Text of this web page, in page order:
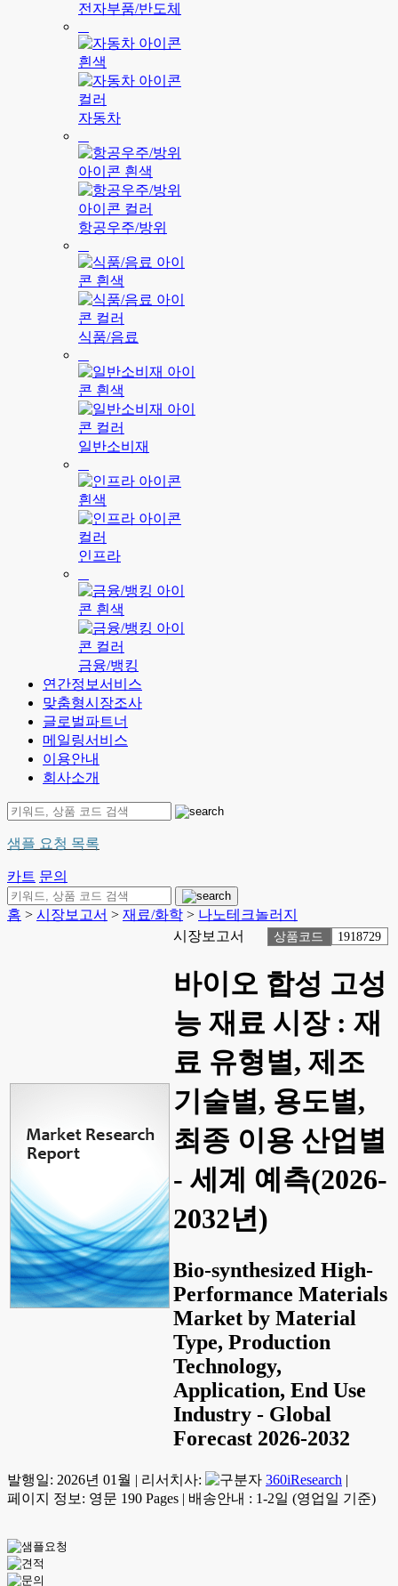
전자부품/반도체
자동차
항공우주/방위
식품/음료
일반소비재
인프라
금융/뱅킹
연간정보서비스
맞춤형시장조사
글로벌파트너
메일링서비스
이용안내
회사소개
샘플 요청 목록
카트 문의
홈 > 시장보고서 > 재료/화학 > 나노테크놀러지
시장보고서
상품코드 1918729
바이오 합성 고성
능 재료 시장 : 재
료 유형별, 제조
기술별, 용도별,
최종 이용 산업별
- 세계 예측(2026-
2032년)
Bio-synthesized High-
Performance Materials
Market by Material
Type, Production
Technology,
Application, End Use
Industry - Global
Forecast 2026-2032
발행일: 2026년 01월 | 리서치사: 360iResearch |
페이지 정보: 영문 190 Pages | 배송안내 : 1-2일 (영업일 기준)